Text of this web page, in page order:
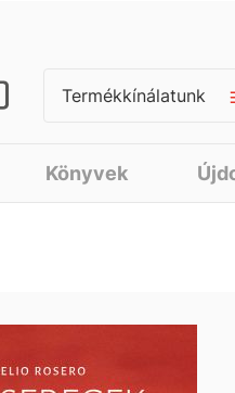
Termékkínálatunk
Könyvek